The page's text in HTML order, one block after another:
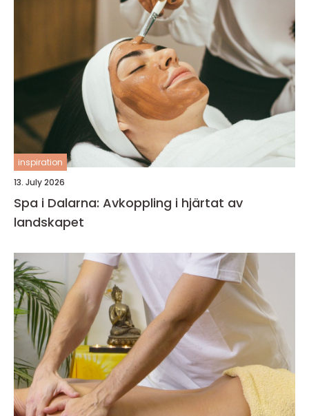
inspiration
13. July 2026
Spa i Dalarna: Avkoppling i hjärtat av
landskapet